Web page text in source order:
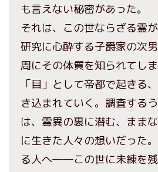
も言えない秘密があった。
それは、この世ならざる霊
研究に心酔する子爵家の次
周にその体質を知られてし
「目」として帝都で起きる
き込まれていく。調査する
は、霊異の裏に潜む、まま
に生きた人々の想いだった
る人へ――この世に未練を